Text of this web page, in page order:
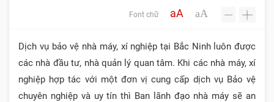
Font chữ aA aA - +
Dịch vụ bảo vệ nhà máy, xí nghiệp tại Bắc Ninh luôn được
các nhà đầu tư, nhà quản lý quan tâm. Khi các nhà máy, xí
nghiệp hợp tác với một đơn vị cung cấp dịch vụ Bảo vệ
chuyên nghiệp và uy tín thì Ban lãnh đạo nhà máy sẽ an